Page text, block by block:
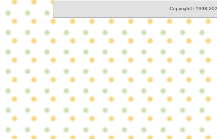
Copyright© 1998-